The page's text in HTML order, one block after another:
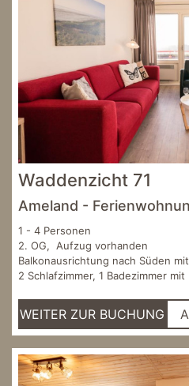
Waddenzicht 71
Ameland -
1 - 4 Personen
2. OG, Aufzug vorhanden
Balkonausrichtung nach Süden
2 Schlafzimmer, 1 Badezimmer
WEITER ZUR BUCHUNG